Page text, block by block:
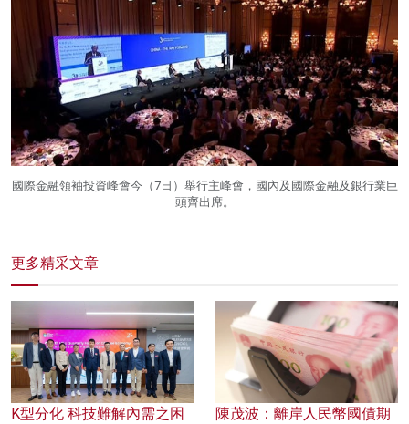
國際金融領袖投資峰會今（7日）舉行主峰會，國內及國際金融及銀行業巨
頭齊出席。
更多精采文章
K型分化 科技難解內需之困
陳茂波：離岸人民幣國債期